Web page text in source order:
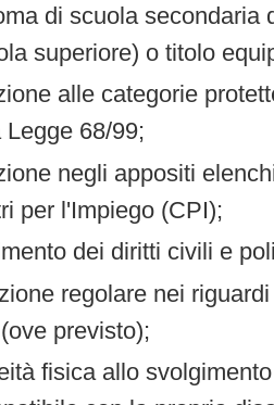
di scuola secondaria
superiore) o titolo
alle categorie
Legge 68/99;
negli appositi
per l'Impiego (CPI);
dei diritti civili e
regolare nei
previsto);
fisica allo